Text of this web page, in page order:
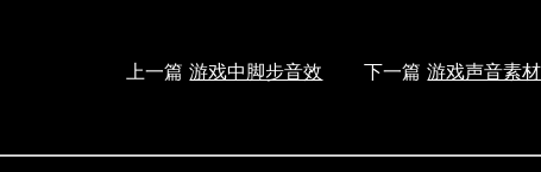
上一篇游戏中脚步音效 下一篇游戏声音素材